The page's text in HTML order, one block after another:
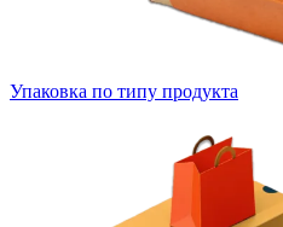
Упаковка по типу продукта